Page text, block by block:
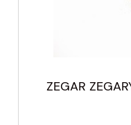
ZEGAR